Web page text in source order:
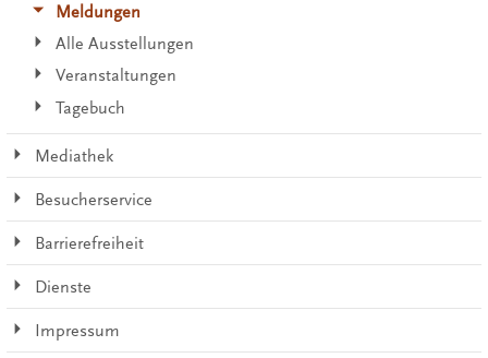
Meldungen
Alle Ausstellungen
Veranstaltungen
Tagebuch
Mediathek
Besucherservice
Barrierefreiheit
Dienste
Impressum